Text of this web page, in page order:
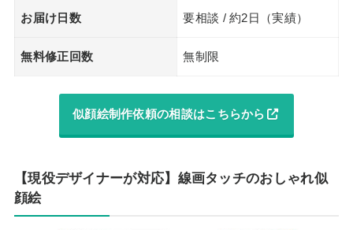
お届け日数 要相談 / 約2日（実績）
無料修正回数 無制限
似顔絵制作依頼の相談はこちらから
【現役デザイナーが対応】線画タッチのおしゃれ似
顔絵